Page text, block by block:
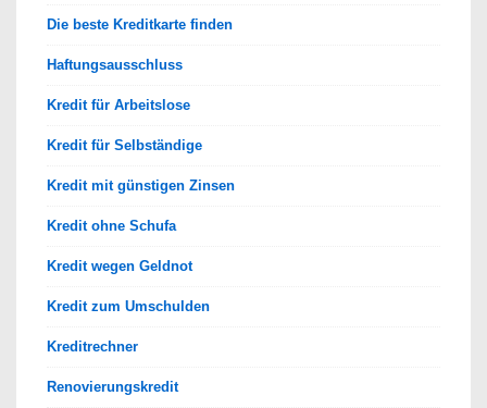
Die beste Kreditkarte finden
Haftungsausschluss
Kredit für Arbeitslose
Kredit für Selbständige
Kredit mit günstigen Zinsen
Kredit ohne Schufa
Kredit wegen Geldnot
Kredit zum Umschulden
Kreditrechner
Renovierungskredit